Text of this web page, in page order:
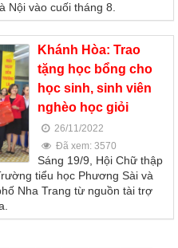
Nội vào cuối tháng 8.
Khánh Hòa: Trao
tặng học bổng cho
học sinh, sinh viên
nghèo học giỏi
26/11/2022
Đã xem: 3570
Sáng 19/9, Hội Chữ thập
tiểu học Phương Sài và
Nha Trang từ nguồn tài trợ